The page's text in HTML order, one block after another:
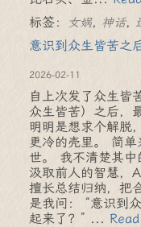
标签：
女娲, 神话,
意识到众生皆苦之
2026-02-11
自上次发了众生皆
众生皆苦）之后，
明明是想求个解脱
更冷的壳里。 简
世。 我不清楚其
汲取前人的智慧，
擅长总结归纳，把
是我问： “意识到
起来了？” ...